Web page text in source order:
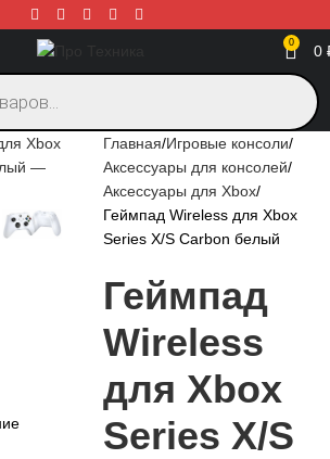
0 0
увеличить
Главная Игровые консоли
Аксессуары для консолей
Аксессуары для Xbox
Геймпад Wireless для Xbox
Series X/S Carbon белый
Геймпад
Wireless
для Xbox
Series X/S